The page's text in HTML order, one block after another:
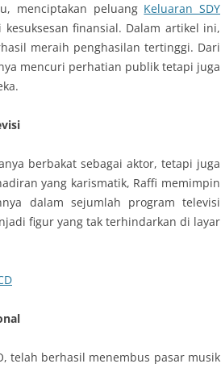
menciptakan peluang Keluaran SDY
finansial. Dalam artikel ini,
meraih penghasilan tertinggi. Dari
mencuri perhatian publik tetapi juga
berbakat sebagai aktor, tetapi juga
yang karismatik, Raffi memimpin
dalam sejumlah program televisi
figur yang tak terhindarkan di layar
telah berhasil menembus pasar musik